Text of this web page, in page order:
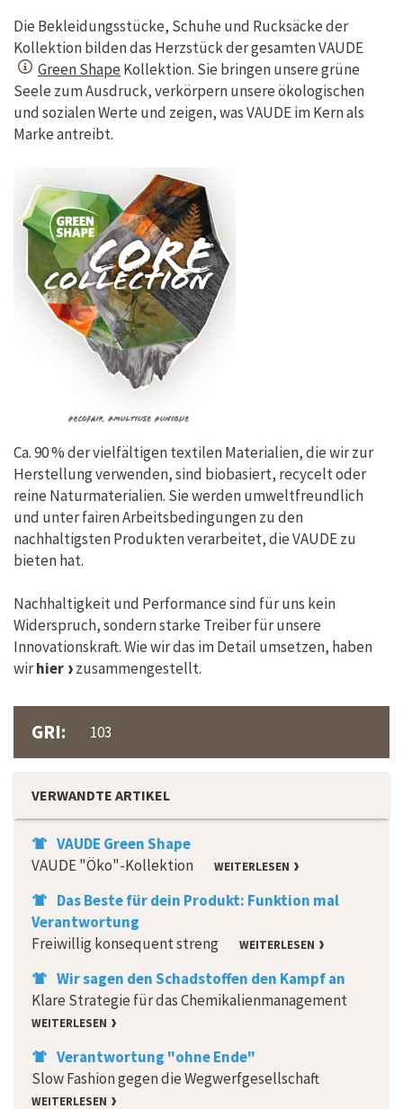
Die Bekleidungsstücke, Schuhe und Rucksäcke der
Kollektion bilden das Herzstück der gesamten VAUDE
Green Shape Kollektion. Sie bringen unsere grüne
Seele zum Ausdruck, verkörpern unsere ökologischen
und sozialen Werte und zeigen, was VAUDE im Kern als
Marke antreibt.
Ca. 90 % der vielfältigen textilen Materialien, die wir zur
Herstellung verwenden, sind biobasiert, recycelt oder
reine Naturmaterialien. Sie werden umweltfreundlich
und unter fairen Arbeitsbedingungen zu den
nachhaltigsten Produkten verarbeitet, die VAUDE zu
bieten hat.
Nachhaltigkeit und Performance sind für uns kein
Widerspruch, sondern starke Treiber für unsere
Innovationskraft. Wie wir das im Detail umsetzen, haben
wirhier zusammengestellt.
GRI: 103
VERWANDTE ARTIKEL
VAUDE Green Shape
VAUDE "Öko"-Kollektion
WEITERLESEN
Das Beste für dein Produkt: Funktion mal
Verantwortung
Freiwillig konsequent streng
WEITERLESEN
Wir sagen den Schadstoffen den Kampf an
Klare Strategie für das Chemikalienmanagement
WEITERLESEN
Verantwortung "ohne Ende"
Slow Fashion gegen die Wegwerfgesellschaft
WEITERLESEN